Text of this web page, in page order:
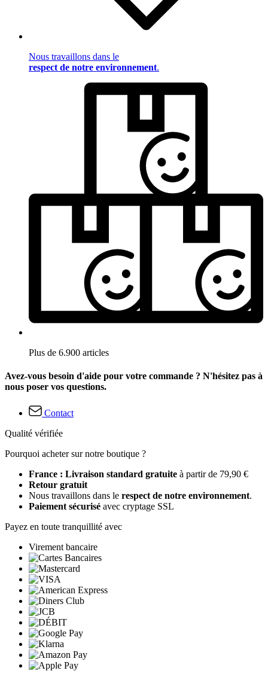
Nous travaillons dans le
respect de notre environnement.
Plus de 6.900 articles
Avez-vous besoin d'aide pour votre commande ? N'hésitez pas à
nous poser vos questions.
Contact
Qualité vérifiée
Pourquoi acheter sur notre boutique ?
France : Livraison standard gratuite à partir de 79,90 €
Retour gratuit
Nous travaillons dans le respect de notre environnement.
Paiement sécurisé avec cryptage SSL
Payez en toute tranquillité avec
Virement bancaire